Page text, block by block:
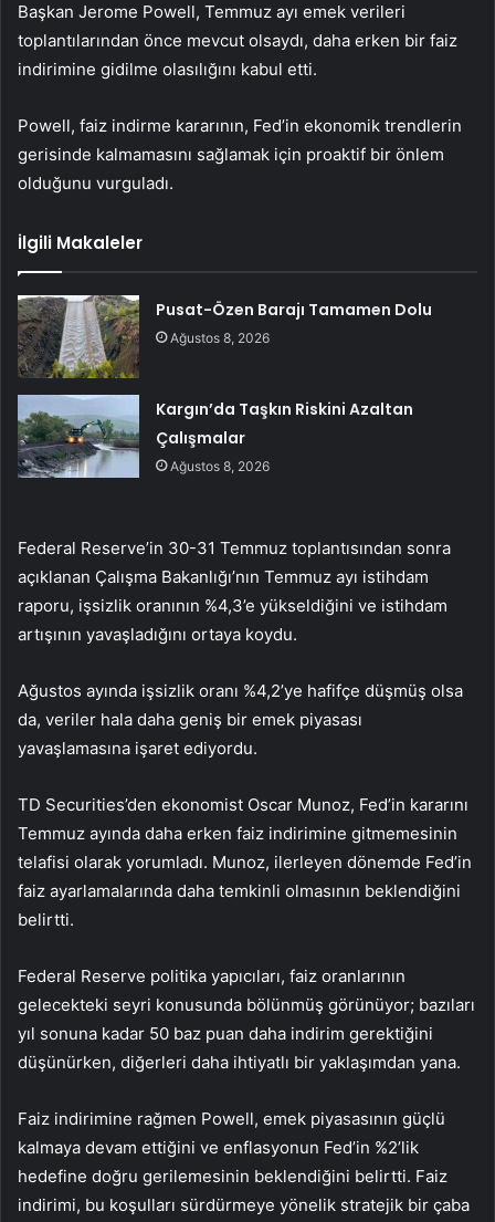
Başkan Jerome Powell, Temmuz ayı emek verileri
toplantılarından önce mevcut olsaydı, daha erken bir faiz
indirimine gidilme olasılığını kabul etti.
Powell, faiz indirme kararının, Fed’in ekonomik trendlerin
gerisinde kalmamasını sağlamak için proaktif bir önlem
olduğunu vurguladı.
İlgili Makaleler
Pusat-Özen Barajı Tamamen Dolu
Ağustos 8, 2026
Kargın’da Taşkın Riskini Azaltan
Çalışmalar
Ağustos 8, 2026
Federal Reserve’in 30-31 Temmuz toplantısından sonra
açıklanan Çalışma Bakanlığı’nın Temmuz ayı istihdam
raporu, işsizlik oranının %4,3’e yükseldiğini ve istihdam
artışının yavaşladığını ortaya koydu.
Ağustos ayında işsizlik oranı %4,2’ye hafifçe düşmüş olsa
da, veriler hala daha geniş bir emek piyasası
yavaşlamasına işaret ediyordu.
TD Securities’den ekonomist Oscar Munoz, Fed’in kararını
Temmuz ayında daha erken faiz indirimine gitmemesinin
telafisi olarak yorumladı. Munoz, ilerleyen dönemde Fed’in
faiz ayarlamalarında daha temkinli olmasının beklendiğini
belirtti.
Federal Reserve politika yapıcıları, faiz oranlarının
gelecekteki seyri konusunda bölünmüş görünüyor; bazıları
yıl sonuna kadar 50 baz puan daha indirim gerektiğini
düşünürken, diğerleri daha ihtiyatlı bir yaklaşımdan yana.
Faiz indirimine rağmen Powell, emek piyasasının güçlü
kalmaya devam ettiğini ve enflasyonun Fed’in %2’lik
hedefine doğru gerilemesinin beklendiğini belirtti. Faiz
indirimi, bu koşulları sürdürmeye yönelik stratejik bir çaba